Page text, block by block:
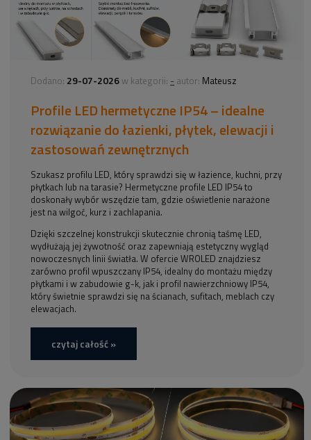
Dodano: 29-07-2026 w kategorii: - autor: Mateusz
Profile LED hermetyczne IP54 – idealne
rozwiązanie do łazienki, płytek, elewacji i
zastosowań zewnętrznych
Szukasz profilu LED, który sprawdzi się w łazience, kuchni, przy
płytkach lub na tarasie? Hermetyczne profile LED IP54 to
doskonały wybór wszędzie tam, gdzie oświetlenie narażone
jest na wilgoć, kurz i zachlapania.
Dzięki szczelnej konstrukcji skutecznie chronią taśmę LED,
wydłużają jej żywotność oraz zapewniają estetyczny wygląd
nowoczesnych linii światła. W ofercie WROLED znajdziesz
zarówno profil wpuszczany IP54, idealny do montażu między
płytkami i w zabudowie g-k, jak i profil nawierzchniowy IP54,
który świetnie sprawdzi się na ścianach, sufitach, meblach czy
elewacjach.
czytaj całość »